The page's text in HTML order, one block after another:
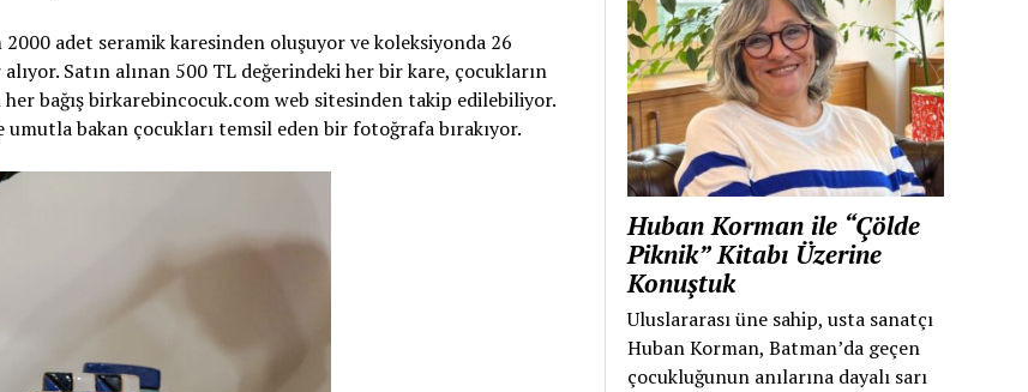
adet seramik karesinden oluşuyor ve koleksiyonda 26
Satın alınan 500 TL değerindeki her bir kare, çocukların
bağış birkarebincocuk.com web sitesinden takip edilebiliyor.
bakan çocukları temsil eden bir fotoğrafa bırakıyor.
Huban Korman ile “Çölde
Piknik” Kitabı Üzerine
Konuştuk
Uluslararası üne sahip, usta sanatçı
Huban Korman, Batman’da geçen
çocukluğunun anılarına dayalı sarı